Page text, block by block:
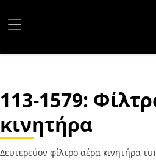
113-1579:
κινητήρα
Δευτερεύον φίλτρο αέρα κινητήρα